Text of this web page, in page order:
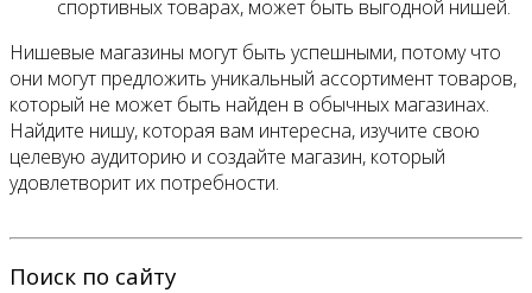
спортивных товарах, может быть выгодной нишей.
Нишевые магазины могут быть успешными, потому что
они могут предложить уникальный ассортимент товаров,
который не может быть найден в обычных магазинах.
Найдите нишу, которая вам интересна, изучите свою
целевую аудиторию и создайте магазин, который
удовлетворит их потребности.
Поиск по сайту